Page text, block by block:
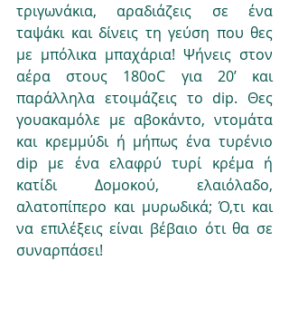
τριγωνάκια, αραδιάζεις σε ένα
ταψάκι και δίνεις τη γεύση που θες
με μπόλικα μπαχάρια! Ψήνεις στον
αέρα στους 180oC για 20’ και
παράλληλα ετοιμάζεις το dip. Θες
γουακαμόλε με αβοκάντο, ντομάτα
και κρεμμύδι ή μήπως ένα τυρένιο
dip με ένα ελαφρύ τυρί κρέμα ή
κατίδι Δομοκού, ελαιόλαδο,
αλατοπίπερο και μυρωδικά; Ό,τι και
να επιλέξεις είναι βέβαιο ότι θα σε
συναρπάσει!